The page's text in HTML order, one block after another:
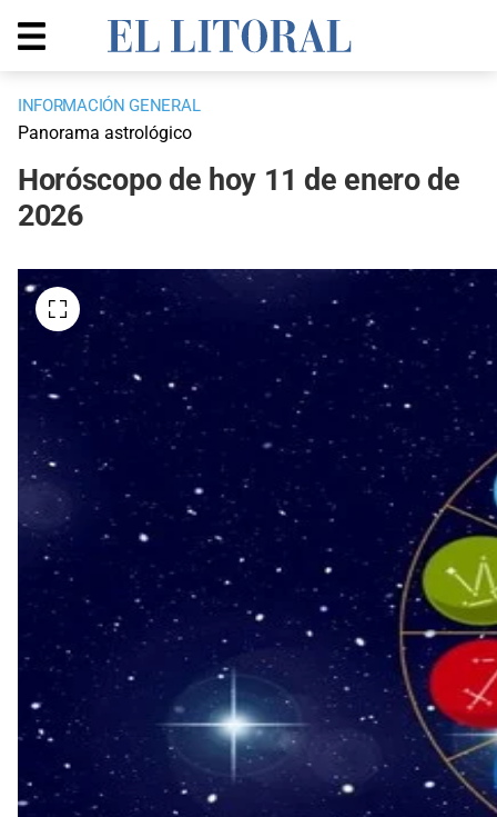
INFORMACIÓN GENERAL
Panorama astrológico
Horóscopo de hoy 11 de enero de
2026